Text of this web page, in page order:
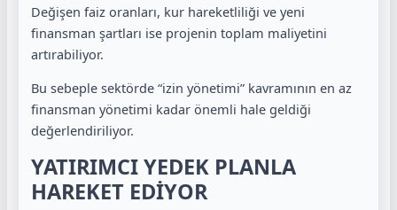
Değişen faiz oranları, kur hareketliliği ve yeni
finansman şartları ise projenin toplam maliyetini
artırabiliyor.
Bu sebeple sektörde “izin yönetimi” kavramının en az
finansman yönetimi kadar önemli hale geldiği
değerlendiriliyor.
YATIRIMCI YEDEK PLANLA
HAREKET EDİYOR